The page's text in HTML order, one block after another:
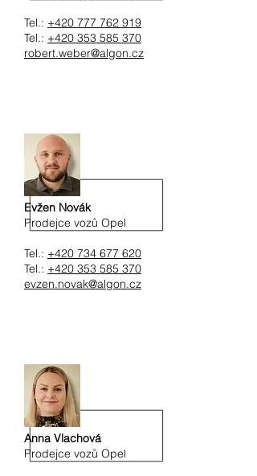
Tel.: +420 777 762 919
Tel.: +420 353 585 370
robert.weber@algon.cz
Evžen Novák
Prodejce vozů Opel
Tel.: +420 734 677 620
Tel.: +420 353 585 370
evzen.novak@algon.cz
Anna Vlachová
Prodejce vozů Opel